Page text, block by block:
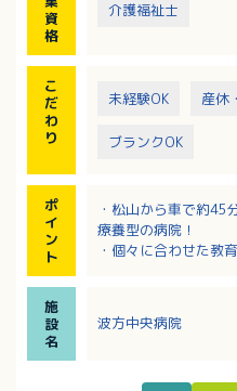
資
格
介護福祉士
こ
だ
わ
り
未経験OK 産休
ブランクOK
ポ
イ
ン
ト
・松山から車で約45
療養型の病院！
・個々に合わせた教
・単身用の住宅有りま
施
設
名
波方中央病院